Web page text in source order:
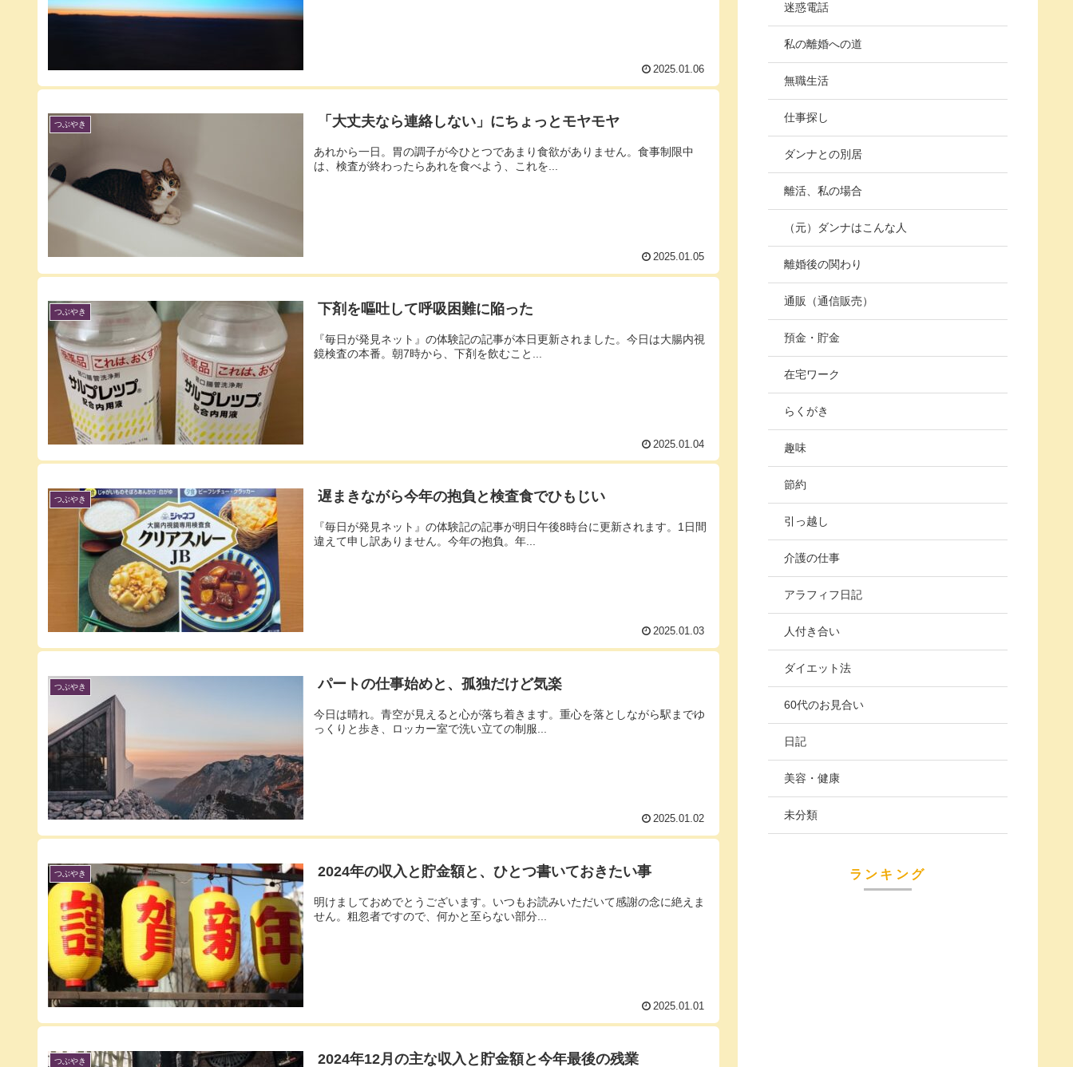
2025.01.06
つぶやき 「大丈夫なら連絡しない」にちょっとモヤモヤ
あれから一日。胃の調子が今ひとつであまり食欲がありません。食事制限中
は、検査が終わったらあれを食べよう、これを...
2025.01.05
つぶやき 下剤を嘔吐して呼吸困難に陥った
『毎日が発見ネット』の体験記の記事が本日更新されました。今日は大腸内視
鏡検査の本番。朝7時から、下剤を飲むこと...
2025.01.04
つぶやき 遅まきながら今年の抱負と検査食でひもじい
『毎日が発見ネット』の体験記の記事が明日午後8時台に更新されます。1日間
違えて申し訳ありません。今年の抱負。年...
2025.01.03
つぶやき パートの仕事始めと、孤独だけど気楽
今日は晴れ。青空が見えると心が落ち着きます。重心を落としながら駅までゆ
っくりと歩き、ロッカー室で洗い立ての制服...
2025.01.02
つぶやき 2024年の収入と貯金額と、ひとつ書いておきたい事
明けましておめでとうございます。いつもお読みいただいて感謝の念に絶えま
せん。粗忽者ですので、何かと至らない部分...
2025.01.01
つぶやき 2024年12月の主な収入と貯金額と今年最後の残業
迷惑電話
私の離婚への道
無職生活
仕事探し
ダンナとの別居
離活、私の場合
（元）ダンナはこんな人
離婚後の関わり
通販（通信販売）
預金・貯金
在宅ワーク
らくがき
趣味
節約
引っ越し
介護の仕事
アラフィフ日記
人付き合い
ダイエット法
60代のお見合い
日記
美容・健康
未分類
ランキング